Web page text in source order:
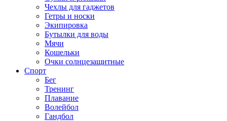
Чехлы для гаджетов
Гетры и носки
Экипировка
Бутылки для воды
Мячи
Кошельки
Очки солнцезащитные
Спорт
Бег
Тренинг
Плавание
Волейбол
Гандбол